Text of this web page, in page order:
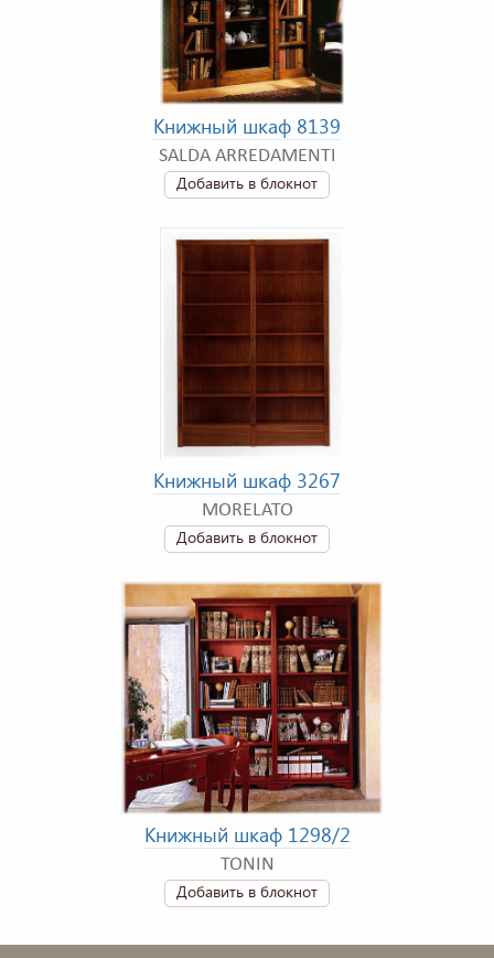
Книжный шкаф 8139
SALDA ARREDAMENTI
Добавить в блокнот
Книжный шкаф 3267
MORELATO
Добавить в блокнот
Книжный шкаф 1298/2
TONIN
Добавить в блокнот